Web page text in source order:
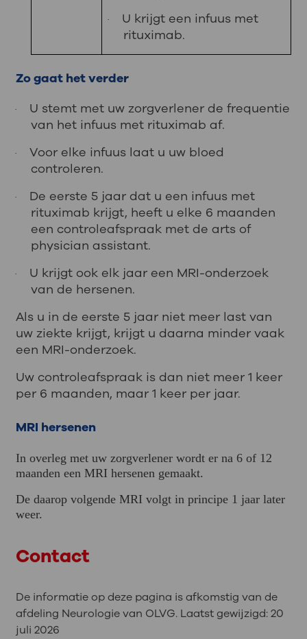
·
U krijgt een infuus met
rituximab.
Zo gaat het verder
·
U stemt met uw zorgverlener de frequentie
van het infuus met rituximab af.
·
Voor elke infuus laat u uw bloed
controleren.
·
De eerste 5 jaar dat u een infuus met
rituximab krijgt, heeft u elke 6 maanden
een controleafspraak met de arts of
physician assistant.
·
U krijgt ook elk jaar een MRI-onderzoek
van de hersenen.
Als u in de eerste 5 jaar niet meer last van
uw ziekte krijgt, krijgt u daarna minder vaak
een MRI-onderzoek.
Uw controleafspraak is dan niet meer 1 keer
per 6 maanden, maar 1 keer per jaar.
MRI hersenen
In overleg met uw zorgverlener wordt er na 6 of 12
maanden een MRI hersenen gemaakt.
De daarop volgende MRI volgt in principe 1 jaar later
weer.
Contact
De informatie op deze pagina is afkomstig van de
afdeling Neurologie van OLVG. Laatst gewijzigd:20
juli 2026